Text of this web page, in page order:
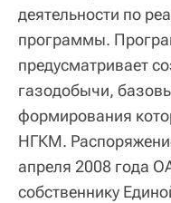
деятельности по
программы.
предусматривает
газодобычи,
формирования
НГКМ.
апреля 2008 года
собственнику